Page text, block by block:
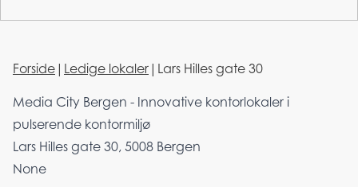
Forside | Ledige lokaler | Lars Hilles gate 30
Media City Bergen - Innovative kontorlokaler i
pulserende kontormiljø
Lars Hilles gate 30, 5008 Bergen
None